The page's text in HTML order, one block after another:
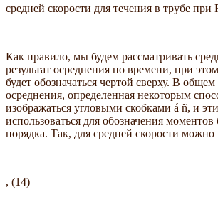
средней скорости для течения в трубе при
Как правило, мы будем рассматривать
результат осреднения по времени, при
будет обозначаться чертой сверху. В
осреднения, определенная некоторым
изображаться угловыми скобками á ñ, и
использоваться для обозначения моментов
порядка. Так, для средней скорости можно
, (14)